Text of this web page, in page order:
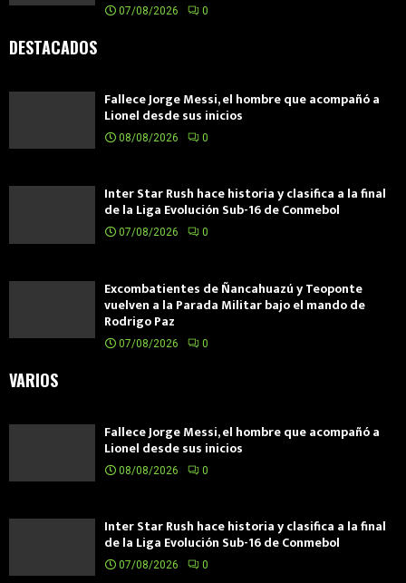
07/08/2026 0
DESTACADOS
Fallece Jorge Messi, el hombre que acompañó a
Lionel desde sus inicios
08/08/2026 0
Inter Star Rush hace historia y clasifica a la final
de la Liga Evolución Sub-16 de Conmebol
07/08/2026 0
Excombatientes de Ñancahuazú y Teoponte
vuelven a la Parada Militar bajo el mando de
Rodrigo Paz
07/08/2026 0
VARIOS
Fallece Jorge Messi, el hombre que acompañó a
Lionel desde sus inicios
08/08/2026 0
Inter Star Rush hace historia y clasifica a la final
de la Liga Evolución Sub-16 de Conmebol
07/08/2026 0